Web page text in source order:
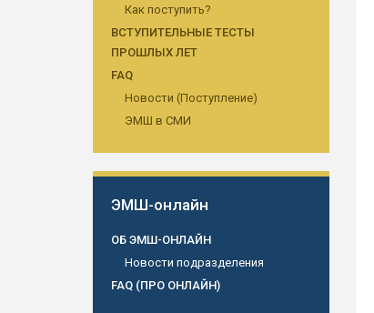
Как поступить?
ВСТУПИТЕЛЬНЫЕ ТЕСТЫ
ПРОШЛЫХ ЛЕТ
FAQ
Новости (Поступление)
ЭМШ в СМИ
ЭМШ-онлайн
ОБ ЭМШ-ОНЛАЙН
Новости подразделения
FAQ (ПРО ОНЛАЙН)